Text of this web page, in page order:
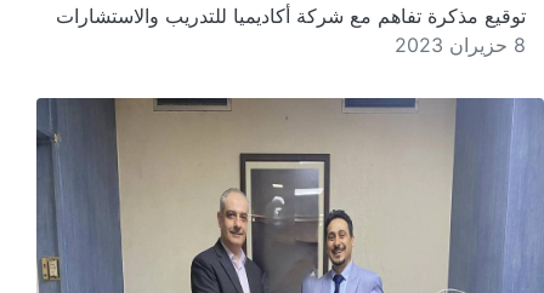
توقيع مذكرة تفاهم مع شركة أكاديميا للتدريب والاستشارات
8 حزيران 2023